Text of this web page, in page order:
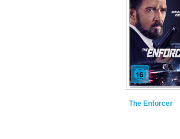
The Enforcer